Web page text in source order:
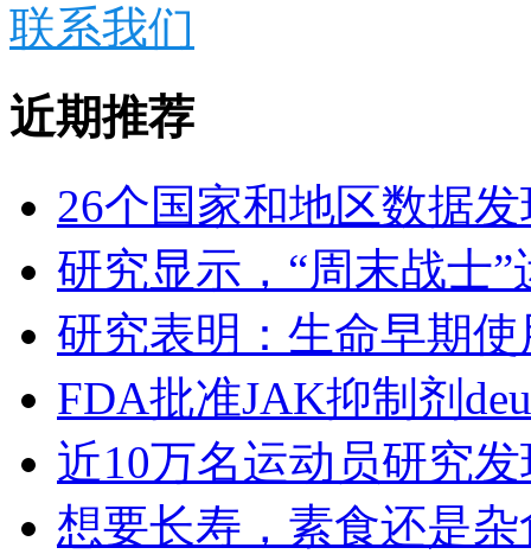
联系我们
近期推荐
26个国家和地区数据
研究显示，“周末战士
研究表明：生命早期
FDA批准JAK抑制剂
近10万名运动员研究
想要长寿，素食还是